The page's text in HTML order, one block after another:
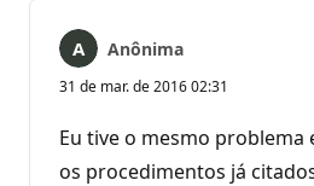
Anônima
31 de mar. de 2016 02:31
Eu tive o mesmo problema
os procedimentos já